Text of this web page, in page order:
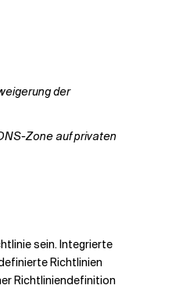
der
Zone auf privaten
sein. Integrierte
Richtlinien
Richtliniendefinition